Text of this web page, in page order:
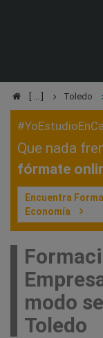
Toledo
Que nada
fórmate
Encuentra
Economía
modo
Toledo